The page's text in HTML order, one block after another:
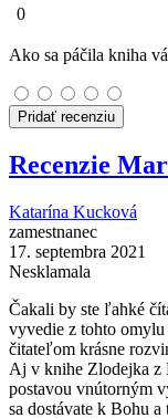
0
Ako sa páčila kniha
Pridať recenziu
Recenzie
Katarína Kucková
zamestnanec
17. septembra 2021
Nesklamala
Čakali by ste ľahké
vyvedie z tohto
čitateľom krásne
Aj v knihe Zlodejka z
postavou vnútorným
sa dostávate k Bohu